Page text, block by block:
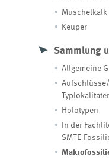
Muschelkalk
Keuper
Sammlung
Allgemeine
Holotypen
In der
SMTE-